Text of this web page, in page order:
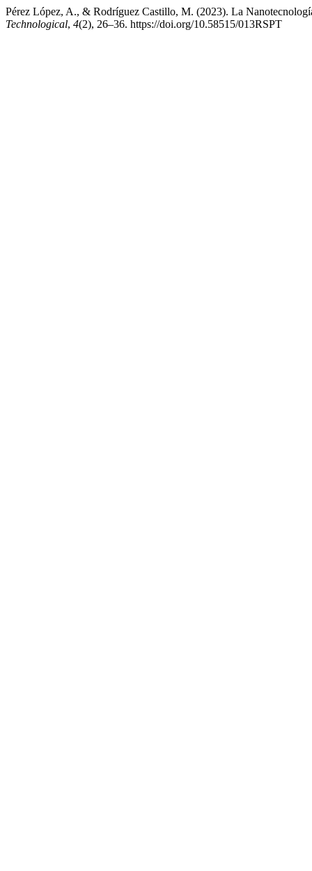
Pérez López, A., & Rodríguez Castillo, M. (2023). La
Technological, 4(2), 26–36. https://doi.org/10.58515/013RSPT